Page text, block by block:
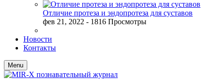
Отличие протеза и эндопротеза для суставов
фев 21, 2022 - 1816 Просмотры
Новости
Контакты
Menu